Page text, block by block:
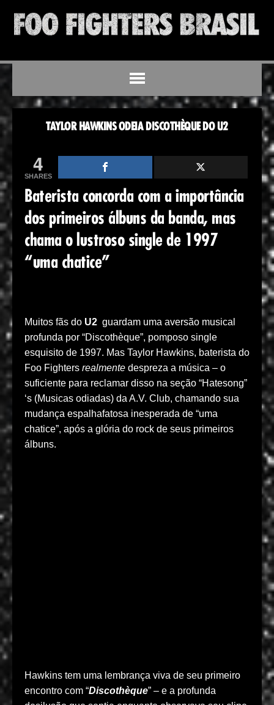
TAYLOR HAWKINS ODEIA DISCOTHÈQUE DO U2
4
SHARES
Baterista concorda com a importância
dos primeiros álbuns da banda, mas
chama o lustroso single de 1997
“uma chatice”
Muitos fãs do U2 guardam uma aversão musical
profunda por “Discothèque”, pomposo single
esquisito de 1997. Mas Taylor Hawkins, baterista do
Foo Fighters realmente despreza a música – o
suficiente para reclamar disso na seção “Hatesong”
‘s (Musicas odiadas) da A.V. Club, chamando sua
mudança espalhafatosa inesperada de “uma
chatice”, após a glória do rock de seus primeiros
álbuns.
Hawkins tem uma lembrança viva de seu primeiro
encontro com “Discothèque” – e a profunda